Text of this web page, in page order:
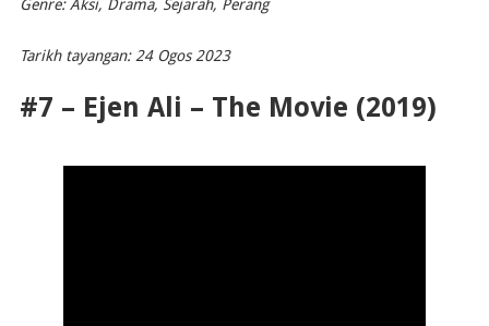
Genre: Aksi, Drama, Sejarah, Perang
Tarikh tayangan: 24 Ogos 2023
#7 – Ejen Ali – The Movie (2019)